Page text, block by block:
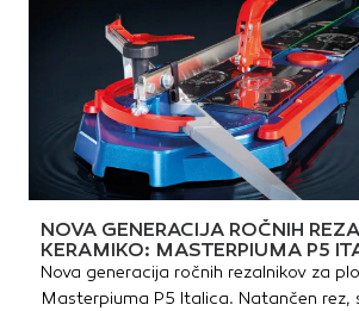
NOVA GENERACIJA ROČNIH
KERAMIKO: MASTERPIUMA P5
Nova generacija ročnih rezalnikov za
Masterpiuma P5 Italica. Natančen rez,